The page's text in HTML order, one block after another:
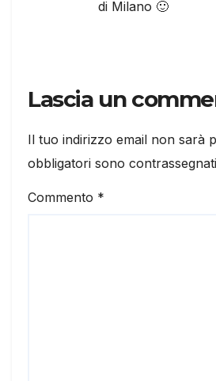
di Milano 🙂
Lascia un
Il tuo indirizzo email non sarà
obbligatori sono contrassegnati
Commento *